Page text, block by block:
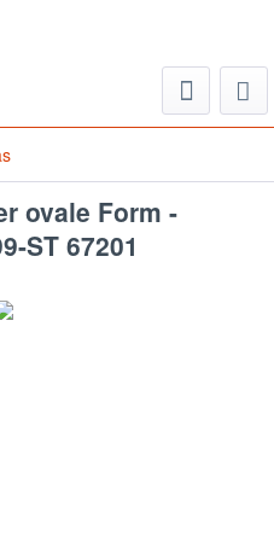
ovale Form -
ST 67201